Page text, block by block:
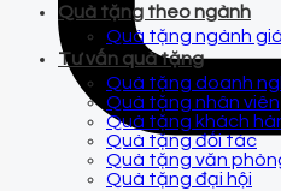
Quà tặng theo ngành
Quà tặng ngành
Tư vấn quà tặng
Quà tặng doanh
Quà tặng nhân viên
Quà tặng khách
Quà tặng đối tác
Quà tặng văn
Quà tặng đại hội